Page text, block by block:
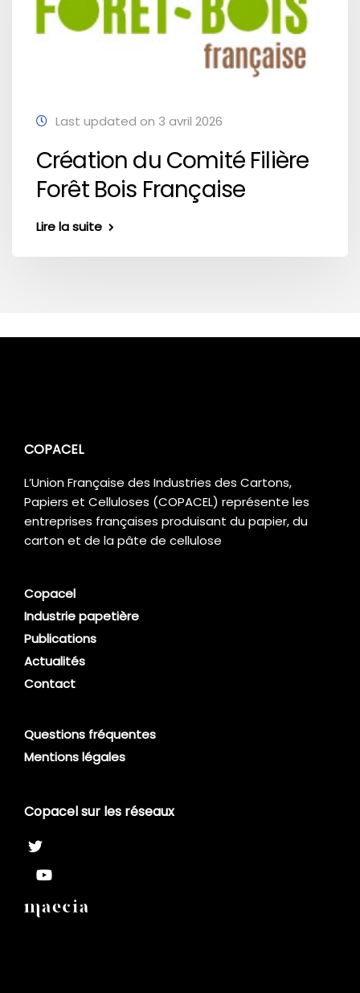
Last updated on 3 avril 2026
Création du Comité Filière
Forêt Bois Française
Lire la suite
COPACEL
L’Union Française des Industries des Cartons,
Papiers et Celluloses (COPACEL) représente les
entreprises françaises produisant du papier, du
carton et de la pâte de cellulose
Copacel
Industrie papetière
Publications
Actualités
Contact
Questions fréquentes
Mentions légales
Copacel sur les réseaux